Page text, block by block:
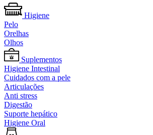
Higiene
Pelo
Orelhas
Olhos
Suplementos
Higiene Intestinal
Cuidados com a pele
Articulações
Anti stress
Digestão
Suporte hepático
Higiene Oral